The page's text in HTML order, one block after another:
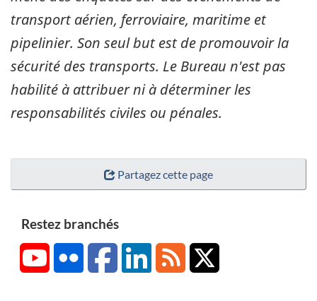
transport aérien, ferroviaire, maritime et
pipelinier. Son seul but est de promouvoir la
sécurité des transports. Le Bureau n'est pas
habilité à attribuer ni à déterminer les
responsabilités civiles ou pénales.
Partagez cette page
Restez branchés
YouTubeFlickr FacebookLinkedInRSS